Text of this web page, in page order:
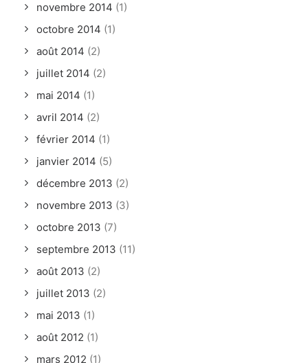
novembre 2014 (1)
octobre 2014 (1)
août 2014 (2)
juillet 2014 (2)
mai 2014 (1)
avril 2014 (2)
février 2014 (1)
janvier 2014 (5)
décembre 2013 (2)
novembre 2013 (3)
octobre 2013 (7)
septembre 2013 (11)
août 2013 (2)
juillet 2013 (2)
mai 2013 (1)
août 2012 (1)
mars 2012 (1)